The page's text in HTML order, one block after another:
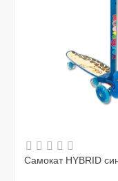
Самокат HYBRID